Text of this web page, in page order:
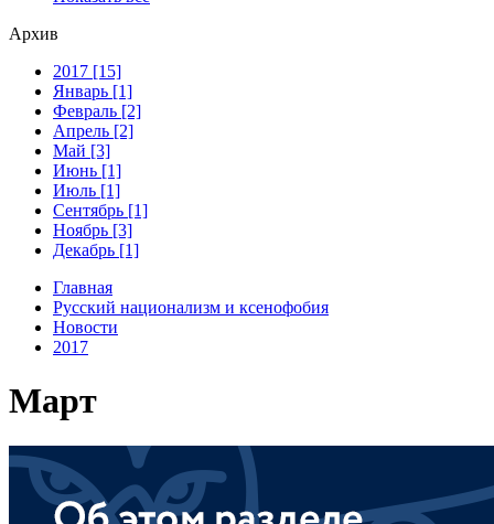
Архив
2017 [15]
Январь [1]
Февраль [2]
Апрель [2]
Май [3]
Июнь [1]
Июль [1]
Сентябрь [1]
Ноябрь [3]
Декабрь [1]
Главная
Русский национализм и ксенофобия
Новости
2017
Март